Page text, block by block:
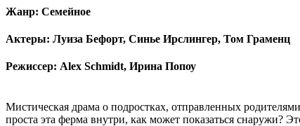
Жанр: Семейное
Актеры: Луиза Бефорт, Синье Ирслингер, Том Граменц
Режиссер: Alex Schmidt, Ирина Попоу
Мистическая драма о подростках, отправленных
проста эта ферма внутри, как может показаться снаружи?